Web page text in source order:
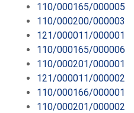
110/000165/000005
110/000200/000003
121/000011/000001
110/000165/000006
110/000201/000001
121/000011/000002
110/000166/000001
110/000201/000002